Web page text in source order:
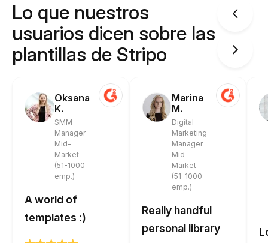
Lo que nuestros
usuarios dicen sobre las
plantillas de Stripo
Oksana
K.
SMM
Manager
Mid-
Market
(51-1000
emp.)
A world of
templates :)
Marina
M.
Digital
Marketing
Manager
Mid-
Market
(51-1000
emp.)
Really handful
personal library